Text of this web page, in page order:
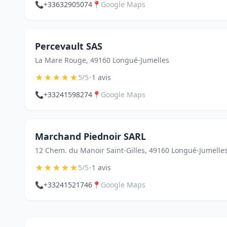
📞+33632905074 📍 Google Maps
Percevault SAS
La Mare Rouge, 49160 Longué-Jumelles
★★★★★5/5•1 avis
📞+33241598274 📍 Google Maps
Marchand Piednoir SARL
12 Chem. du Manoir Saint-Gilles, 49160 Longué-
★★★★★5/5•1 avis
📞+33241521746 📍 Google Maps